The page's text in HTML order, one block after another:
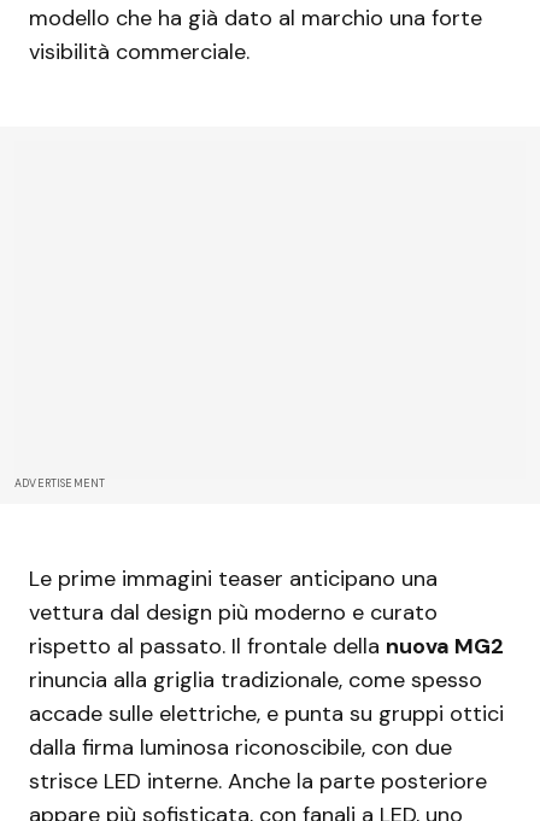
modello che ha già dato al marchio una forte
visibilità commerciale.
ADVERTISEMENT
Le prime immagini teaser anticipano una
vettura dal design più moderno e curato
rispetto al passato. Il frontale della nuova MG2
rinuncia alla griglia tradizionale, come spesso
accade sulle elettriche, e punta su gruppi ottici
dalla firma luminosa riconoscibile, con due
strisce LED interne. Anche la parte posteriore
appare più sofisticata, con fanali a LED, uno